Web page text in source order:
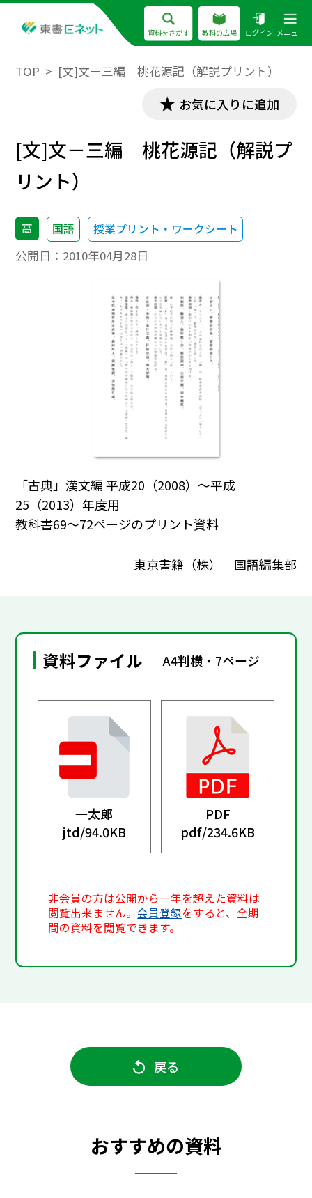
資料をさがす 教科の広場 ログイン メニュー
TOP [文]文－三編 桃花源記（解説プリント）
お気に入りに追加
[文]文－三編 桃花源記（解説プ
リント）
高 国語 授業プリント・ワークシート
公開日： 2010年04月28日
「古典」漢文編 平成20（2008）～平成
25（2013）年度用
教科書69～72ページのプリント資料
東京書籍（株） 国語編集部
資料ファイル A4判横・7ページ
一太郎
jtd/94.0KB
PDF
pdf/234.6KB
非会員の方は公開から一年を超えた資料は
閲覧出来ません。会員登録をすると、全期
間の資料を閲覧できます。
戻る
おすすめの資料